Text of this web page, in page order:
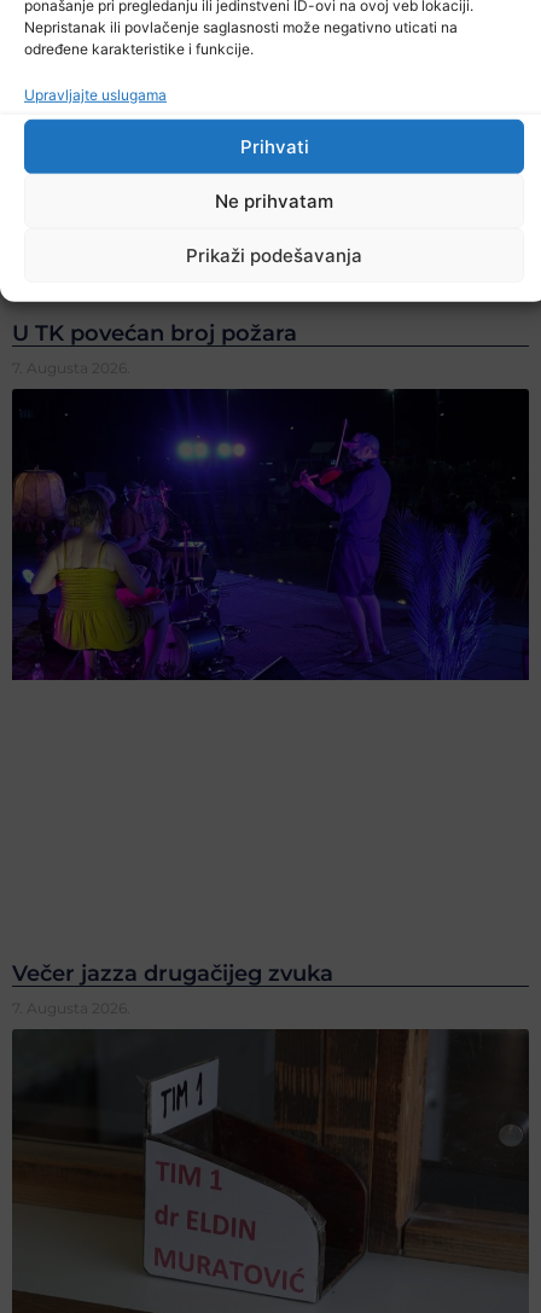
ponašanje pri pregledanju ili jedinstveni ID-ovi na ovoj veb lokaciji.
Nepristanak ili povlačenje saglasnosti može negativno uticati na
određene karakteristike i funkcije.
Upravljajte uslugama
Prihvati
Ne prihvatam
Prikaži podešavanja
U TK povećan broj požara
7. Augusta 2026.
Večer jazza drugačijeg zvuka
7. Augusta 2026.